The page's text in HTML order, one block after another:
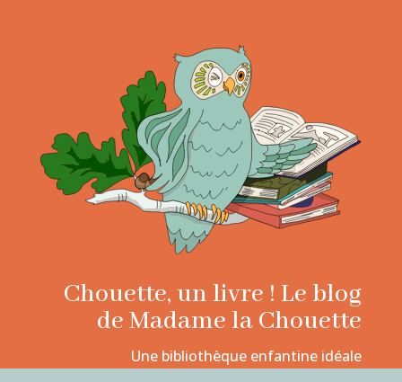
Chouette, un livre ! Le blog
de Madame la Chouette
Une bibliothèque enfantine idéale